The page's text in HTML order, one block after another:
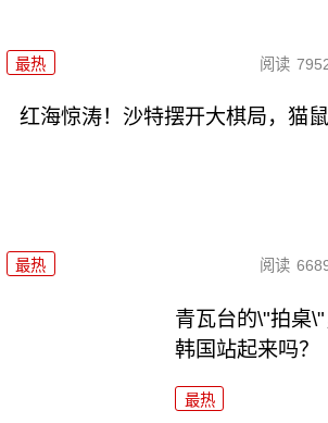
最热 阅读
红海惊涛！沙特摆开大棋局，猫
最热 阅读
青瓦台的\"拍桌
韩国站起来吗？
最热